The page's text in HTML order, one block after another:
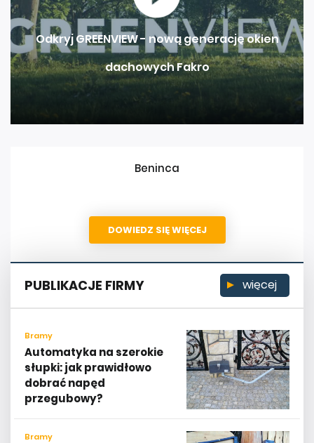
Odkryj GREENVIEW - nową generację okien
dachowych Fakro
Beninca
DOWIEDZ SIĘ WIĘCEJ
PUBLIKACJE FIRMY więcej
Bramy
Automatyka na szerokie
słupki: jak prawidłowo
dobrać napęd
przegubowy?
Bramy